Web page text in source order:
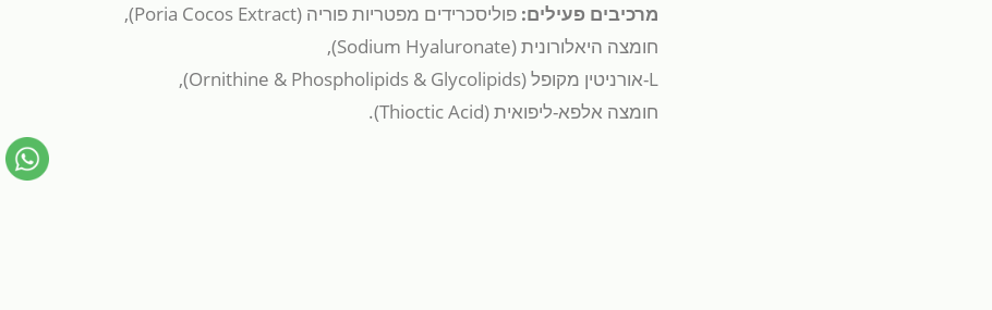
מרכיבים פעילים: פוליסכרידים מפטריות פוריה(Poria Cocos Extract)
,
חומצה היאלורונית (Sodium Hyaluronate
),
L-אורניטין מקופל (Ornithine & Phospholipids & Glycolipids
),
חומצה אלפא-ליפואית (Thioctic Acid
).